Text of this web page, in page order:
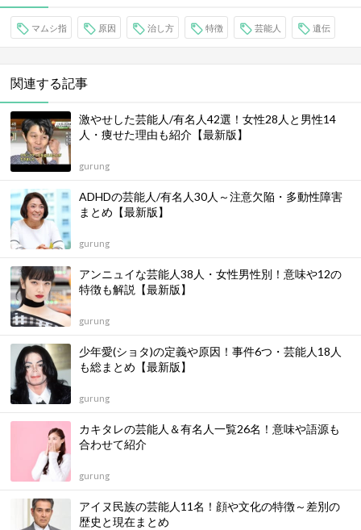
マムシ指 原因 治し方 特徴 芸能人 遺伝
関連する記事
激やせした芸能人/有名人42選！女性28人と男性14
人・痩せた理由も紹介【最新版】
gurung
ADHDの芸能人/有名人30人～注意欠陥・多動性障害
まとめ【最新版】
gurung
アンニュイな芸能人38人・女性男性別！意味や12の
特徴も解説【最新版】
gurung
少年愛(ショタ)の定義や原因！事件6つ・芸能人18人
も総まとめ【最新版】
gurung
カキタレの芸能人＆有名人一覧26名！意味や語源も
合わせて紹介
gurung
アイヌ民族の芸能人11名！顔や文化の特徴～差別の
歴史と現在まとめ